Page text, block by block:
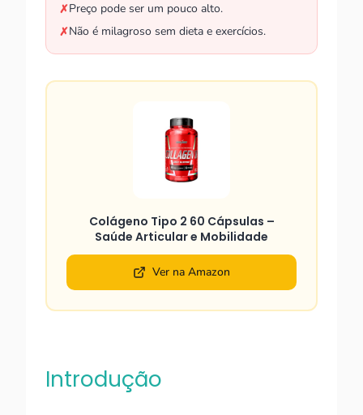
✗Preço pode ser um pouco alto.
✗Não é milagroso sem dieta e exercícios.
Colágeno Tipo 2 60 Cápsulas –
Saúde Articular e Mobilidade
Ver na Amazon
Introdução